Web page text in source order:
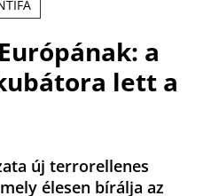
a
lett a
új terrorellenes
élesen bírálja az